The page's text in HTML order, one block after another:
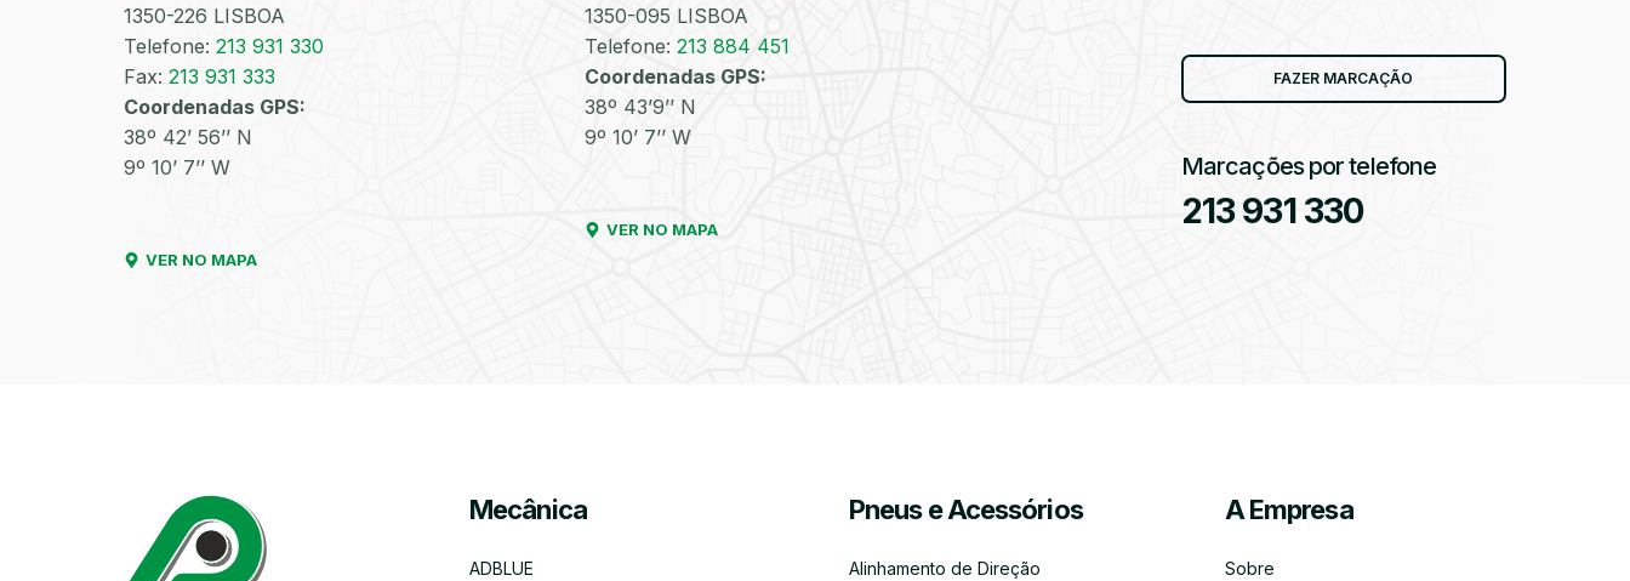
1350-226 LISBOA
Telefone: 213 931 330
Fax: 213 931 333
Coordenadas GPS:
38º 42’ 56’’ N
9º 10’ 7’’ W
VER NO MAPA
1350-095 LISBOA
Telefone: 213 884 451
Coordenadas GPS:
38º 43’9’’ N
9º 10’ 7’’ W
VER NO MAPA
FAZER MARCAÇÃO
Marcações por telefone
213 931 330
Mecânica
ADBLUE
Pneus e Acessórios
Alinhamento de Direção
A Empresa
Sobre
Discos
e
Pastilhas
de
Amortecedores
Lavagem
Kit
Kit
Diagnóstico